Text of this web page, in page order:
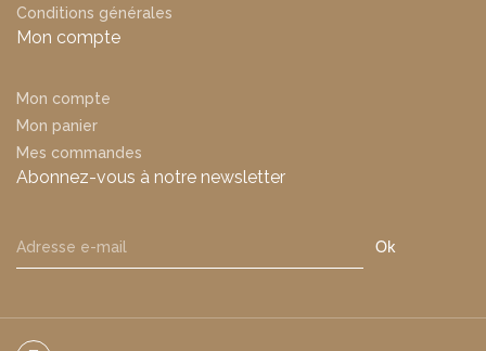
Conditions générales
Mon compte
Mon compte
Mon panier
Mes commandes
Abonnez-vous à notre newsletter
Ok